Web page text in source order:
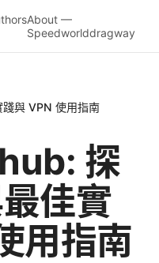
About —
Speedworlddragway
與 VPN 使用指南
探
佳實
用指南